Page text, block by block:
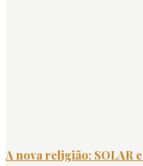
A nova religião: SOLAR